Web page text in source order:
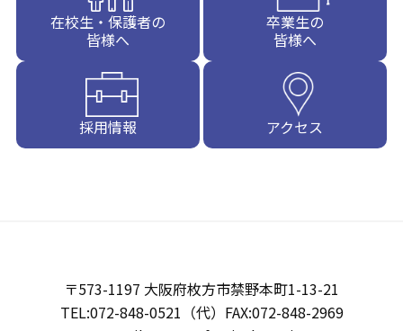
在校生・保護者の
皆様へ
卒業生の
皆様へ
採用情報 アクセス
〒573-1197 大阪府枚方市禁野本町1-13-21
TEL:072-848-0521（代）FAX:072-848-2969